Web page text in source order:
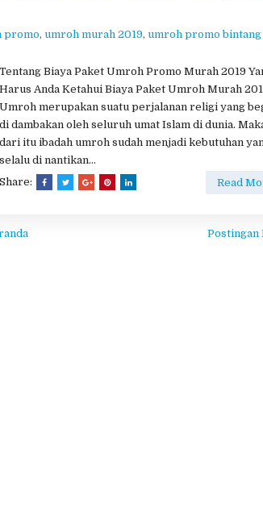
promo, umroh murah 2019, umroh promo bintang
Tentang Biaya Paket Umroh Promo Murah 2019
Harus Anda Ketahui Biaya Paket Umroh Murah
Umroh merupakan suatu perjalanan religi yang
di dambakan oleh seluruh umat Islam di dunia.
dari itu ibadah umroh sudah menjadi kebutuhan
selalu di nantikan...
Share:
Read
Postingan